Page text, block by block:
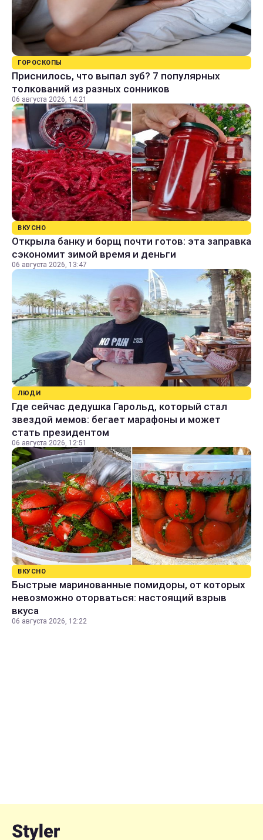
ГОРОСКОПЫ
Приснилось, что выпал зуб? 7 популярных
толкований из разных сонников
06 августа 2026, 14:21
ВКУСНО
Открыла банку и борщ почти готов: эта заправка
сэкономит зимой время и деньги
06 августа 2026, 13:47
ЛЮДИ
Где сейчас дедушка Гарольд, который стал
звездой мемов: бегает марафоны и может
стать президентом
06 августа 2026, 12:51
ВКУСНО
Быстрые маринованные помидоры, от которых
невозможно оторваться: настоящий взрыв
вкуса
06 августа 2026, 12:22